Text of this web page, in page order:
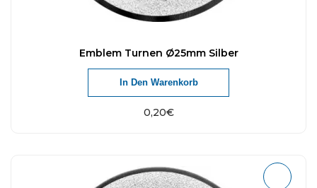
Emblem Turnen Ø25mm Silber
0,20€
In Den Warenkorb